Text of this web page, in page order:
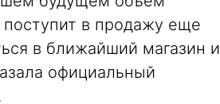
поступит в продажу еще
в ближайший магазин и
официальный